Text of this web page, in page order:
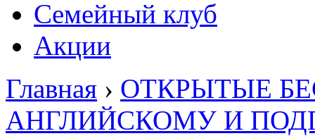
Семейный клуб
Акции
Главная › ОТКРЫТЫЕ
АНГЛИЙСКОМУ И